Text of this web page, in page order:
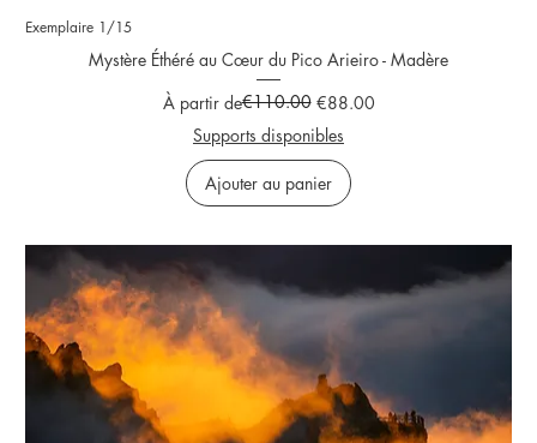
Exemplaire 1/15
Mystère Éthéré au Cœur du Pico Arieiro - Madère
À partir de
Prix original€110.00 €88.00
Prix promotionnel
Supports disponibles
Ajouter au panier